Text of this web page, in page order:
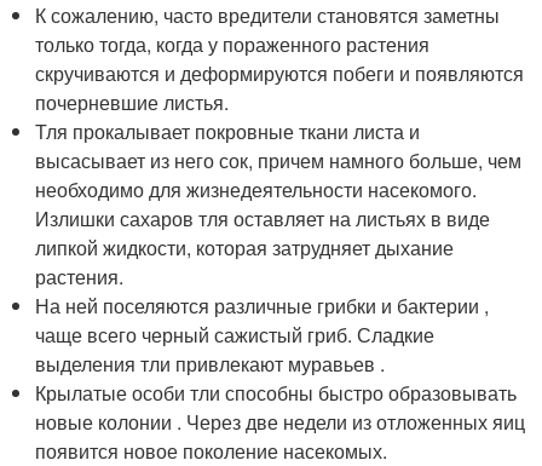
К сожалению, часто вредители становятся заметны
только тогда, когда у пораженного растения
скручиваются и деформируются побеги и появляются
почерневшие листья.
Тля прокалывает покровные ткани листа и
высасывает из него сок, причем намного больше, чем
необходимо для жизнедеятельности насекомого.
Излишки сахаров тля оставляет на листьях в виде
липкой жидкости, которая затрудняет дыхание
растения.
На ней поселяются различные грибки и бактерии ,
чаще всего черный сажистый гриб. Сладкие
выделения тли привлекают муравьев .
Крылатые особи тли способны быстро образовывать
новые колонии . Через две недели из отложенных яиц
появится новое поколение насекомых.